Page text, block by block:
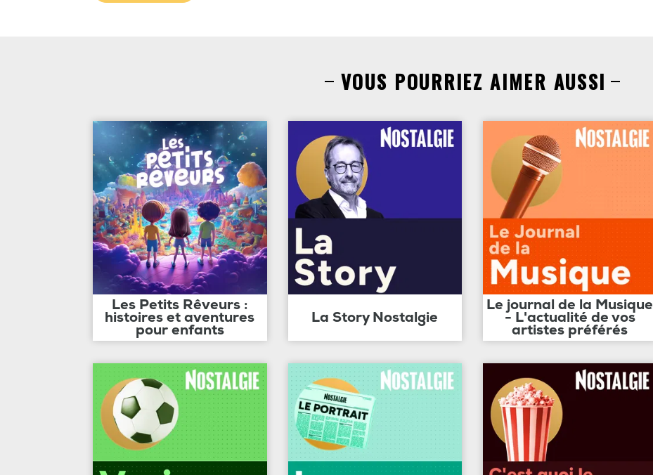
VOUS POURRIEZ AIMER AUSSI
Les Petits Rêveurs :
histoires et aventures
pour enfants
La Story Nostalgie
Le journal de la Musique
- L'actualité de vos
artistes préférés